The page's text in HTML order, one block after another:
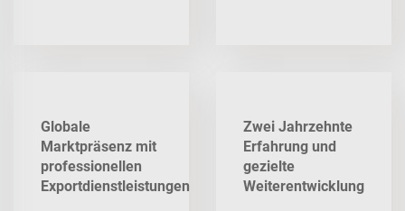
Globale
Marktpräsenz mit
professionellen
Exportdienstleistungen
Zwei Jahrzehnte
Erfahrung und
gezielte
Weiterentwicklung